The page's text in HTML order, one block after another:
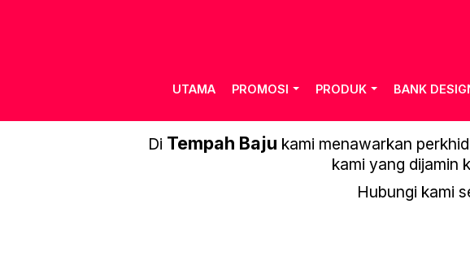
UTAMA PROMOSI PRODUK BANK
Di Tempah Baju kami menawarkan
kami yang dijamin
Hubungi kami